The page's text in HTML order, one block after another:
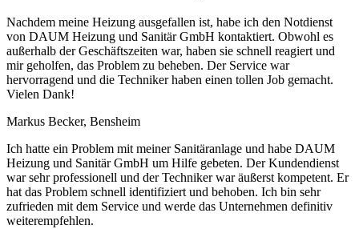
Nachdem meine Heizung ausgefallen ist, habe ich den Notdienst
von DAUM Heizung und Sanitär GmbH kontaktiert. Obwohl es
außerhalb der Geschäftszeiten war, haben sie schnell reagiert und
mir geholfen, das Problem zu beheben. Der Service war
hervorragend und die Techniker haben einen tollen Job gemacht.
Vielen Dank!
Markus Becker, Bensheim
Ich hatte ein Problem mit meiner Sanitäranlage und habe DAUM
Heizung und Sanitär GmbH um Hilfe gebeten. Der Kundendienst
war sehr professionell und der Techniker war äußerst kompetent. Er
hat das Problem schnell identifiziert und behoben. Ich bin sehr
zufrieden mit dem Service und werde das Unternehmen definitiv
weiterempfehlen.